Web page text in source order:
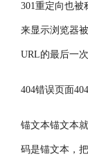
301重定向也被
来显示浏览器
URL的最后一
404错误页面
锚文本锚文本
码是锚文本，